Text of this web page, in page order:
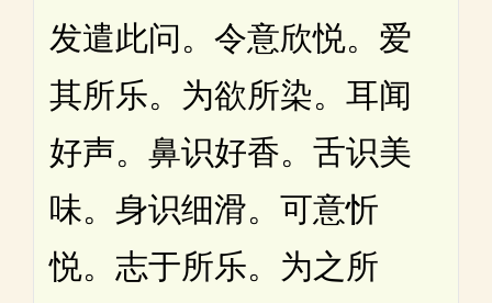
发遣此问。令意欣悦。爱
其所乐。为欲所染。耳闻
好声。鼻识好香。舌识美
味。身识细滑。可意忻
悦。志于所乐。为之所